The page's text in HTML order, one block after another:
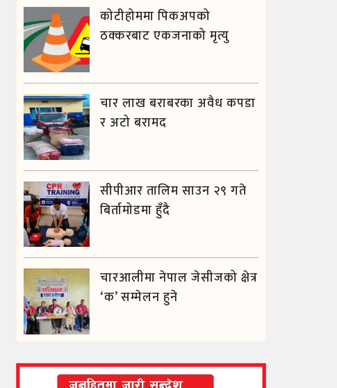
कोटीहोममा पिकअपको
ठक्करबाट एकजनाको मृत्यु
चार लाख बराबरका अवैध कपडा
र अटो बरामद
सीपीआर तालिम साउन २९ गते
बिर्तामोडमा हुँदै
चारआलीमा नेपाल जेसीजको क्षेत्र
‘क’ सम्मेलन हुने